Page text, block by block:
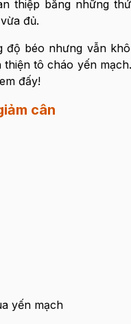
thiệp bằng những
đủ.
béo nhưng vẫn
tô cháo yến
đấy!
cân